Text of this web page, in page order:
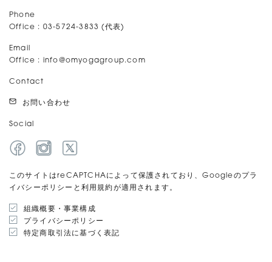
Phone
Office : 03-5724-3833 (代表)
Email
Office : info@omyogagroup.com
Contact
お問い合わせ
Social
このサイトはreCAPTCHAによって保護されており、Googleのプラ
イバシーポリシーと利用規約が適用されます。
組織概要・事業構成
プライバシーポリシー
特定商取引法に基づく表記